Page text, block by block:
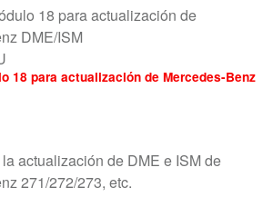
18 para actualización de Mercedes-Benz
actualización de DME e ISM de
271/272/273, etc.